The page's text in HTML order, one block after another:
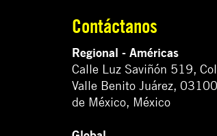
Contáctanos
Regional - Américas
Calle Luz Saviñón 519,
Valle Benito Juárez,
de México, México